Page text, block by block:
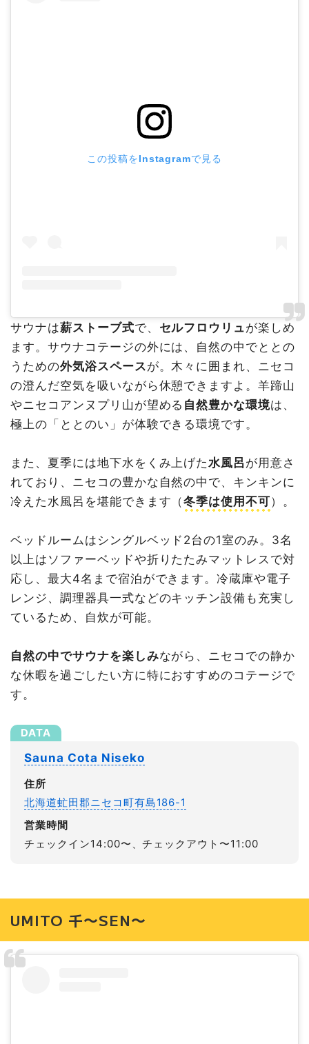
この投稿をInstagramで見る
サウナは薪ストーブ式で、 セルフロウリュが楽しめ
ます。サウナコテージの外には、自然の中でととの
うための外気浴スペースが。木々に囲まれ、ニセコ
の澄んだ空気を吸いながら休憩できますよ。羊蹄山
やニセコアンヌプリ山が望める 自然豊かな環境は、
極上の「ととのい」が体験できる環境です。
また、夏季には地下水をくみ上げた水風呂 が用意さ
れており、ニセコの豊かな自然の中で、キンキンに
冷えた水風呂を堪能できます（冬季は使用不可）。
ベッドルームはシングルベッド2台の1室のみ。3名
以上はソファーベッドや折りたたみマットレスで対
応し、最大4名まで宿泊ができます。冷蔵庫や電子
レンジ、調理器具一式などのキッチン設備も充実し
ているため、自炊が可能。
自然の中でサウナを楽しみながら、ニセコでの静か
な休暇を過ごしたい方に特におすすめのコテージで
す。
Sauna Cota Niseko
住所
北海道虻田郡ニセコ町有島186-1
営業時間
チェックイン14:00〜、チェックアウト〜11:00
UMITO 千〜SEN〜